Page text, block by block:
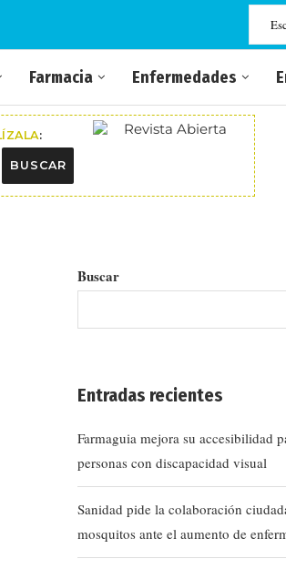
Farmacia Enfermedades
:
BUSCAR
Buscar
Entradas recientes
Farmaguia mejora su accesibilidad
personas con discapacidad visual
Sanidad pide la colaboración
mosquitos ante el aumento de